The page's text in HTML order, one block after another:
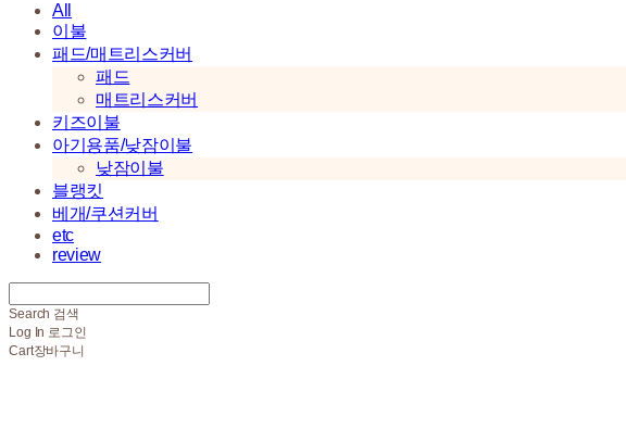
All
이불
패드/매트리스커버
패드
매트리스커버
키즈이불
아기용품/낮잠이불
낮잠이불
블랭킷
베개/쿠션커버
etc
review
Search 검색
Log In 로그인
Cart장바구니